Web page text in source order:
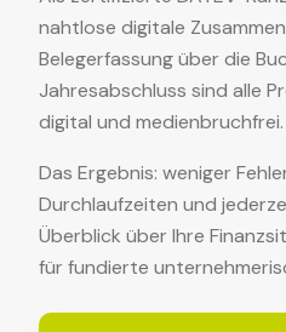
nahtlose digitale
Belegerfassung über die
Jahresabschluss sind alle
digital und medienbruchfrei.
Das Ergebnis: weniger
Durchlaufzeiten und
Überblick über Ihre
für fundierte